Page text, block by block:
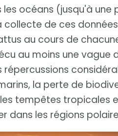
les océans (jusqu'à
de ces
au cours de
au moins une vague
la perte de
tempêtes tropicales
dans les régions